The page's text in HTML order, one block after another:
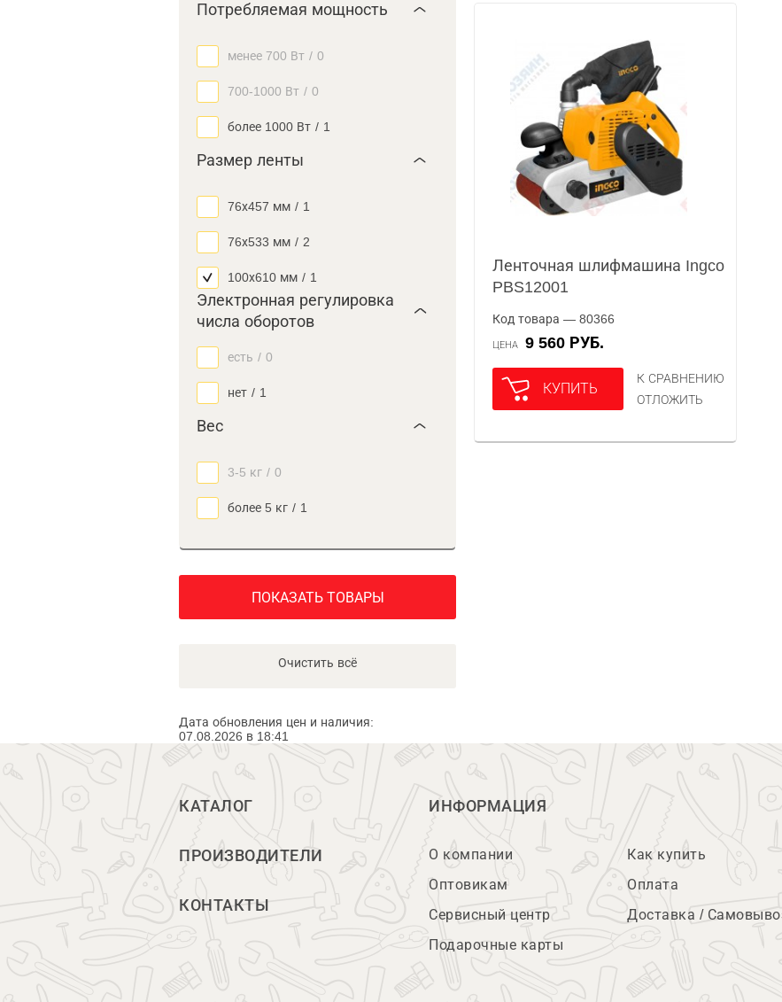
Потребляемая мощность
менее 700 Вт / 0
700-1000 Вт / 0
более 1000 Вт / 1
Размер ленты
76х457 мм / 1
76х533 мм / 2
100х610 мм / 1
Электронная регулировка
числа оборотов
есть / 0
нет / 1
Вес
3-5 кг / 0
более 5 кг / 1
ПОКАЗАТЬ ТОВАРЫ
Очистить всё
Дата обновления цен и наличия:
07.08.2026 в 18:41
Ленточная шлифмашина Ingco
PBS12001
Код товара — 80366
ЦЕНА 9 560 РУБ.
КУПИТЬ
К СРАВНЕНИЮ
ОТЛОЖИТЬ
КАТАЛОГ
ПРОИЗВОДИТЕЛИ
КОНТАКТЫ
ИНФОРМАЦИЯ
О компании
Оптовикам
Сервисный центр
Подарочные карты
Как купить
Оплата
Доставка /